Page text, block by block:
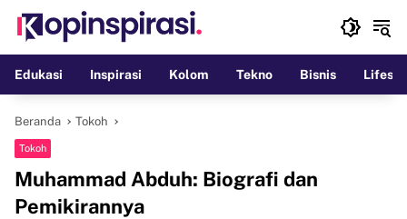
konten
Edukasi
Inspirasi Kolom Tekno Bisnis
Beranda Tokoh
Tokoh
Muhammad Abduh: Biografi dan
Pemikirannya